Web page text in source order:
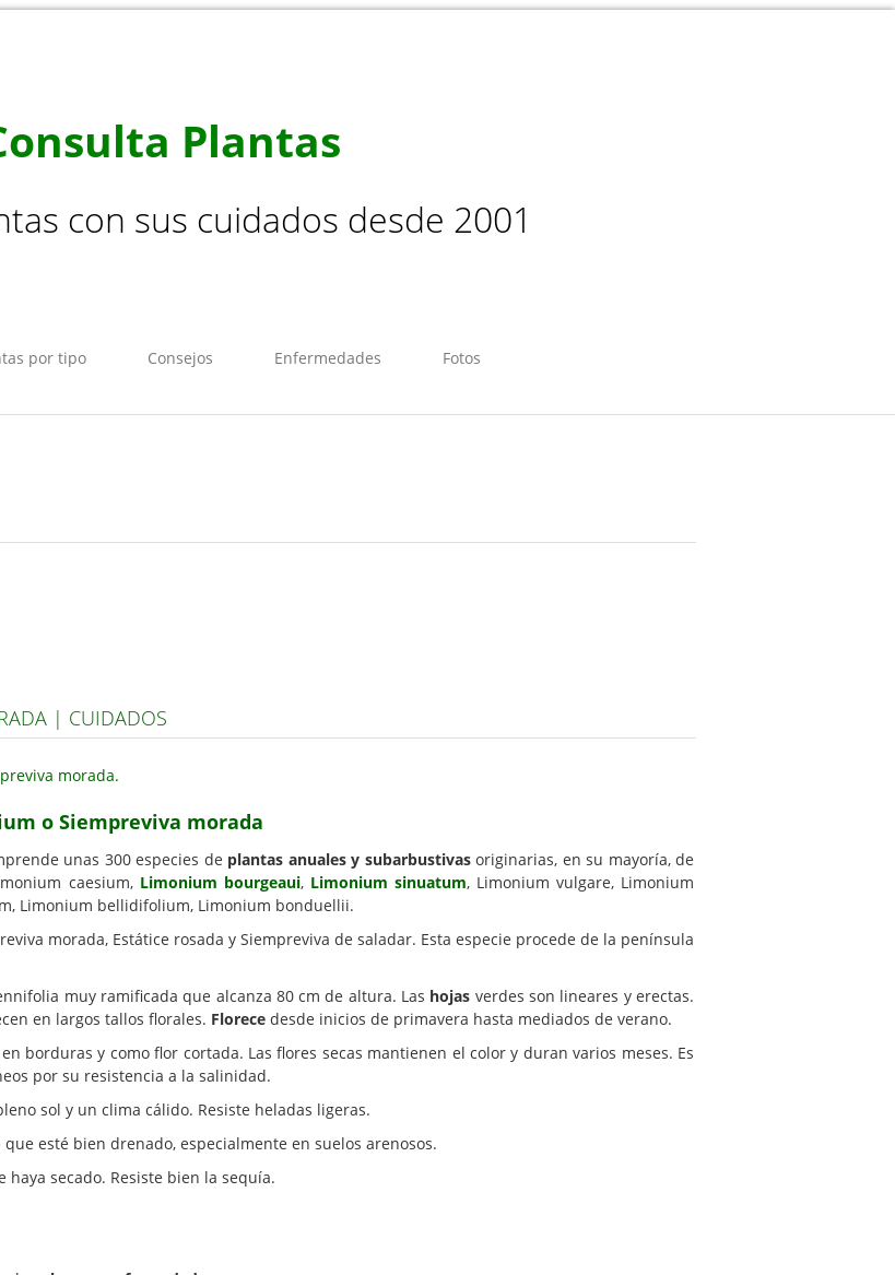
Plantas
con sus cuidados desde 2001
por tipo Consejos Enfermedades Fotos
| CUIDADOS
o Siempreviva morada
unas 300 especies de plantas anuales y subarbustivasoriginarias, en su mayoría, de
caesium, Limonium bourgeaui, Limonium sinuatum, Limonium vulgare, Limonium
Limonium bellidifolium, Limonium bonduellii.
morada, Estátice rosada y Siempreviva de saladar. Esta especie procede de la península
muy ramificada que alcanza 80 cm de altura. Las hojas verdes son lineares y erectas.
en largos tallos florales. Florece desde inicios de primavera hasta mediados de verano.
borduras y como flor cortada. Las flores secas mantienen el color y duran varios meses. Es
por su resistencia a la salinidad.
sol y un clima cálido. Resiste heladas ligeras.
que esté bien drenado, especialmente en suelos arenosos.
secado. Resiste bien la sequía.